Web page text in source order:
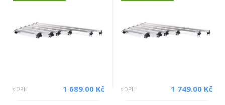
s DPH 1 689.00 Kč s DPH 1 749.00 Kč